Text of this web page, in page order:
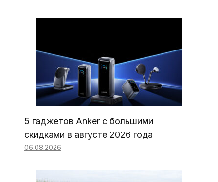
5 гаджетов Anker с большими
скидками в августе 2026 года
06.08.2026